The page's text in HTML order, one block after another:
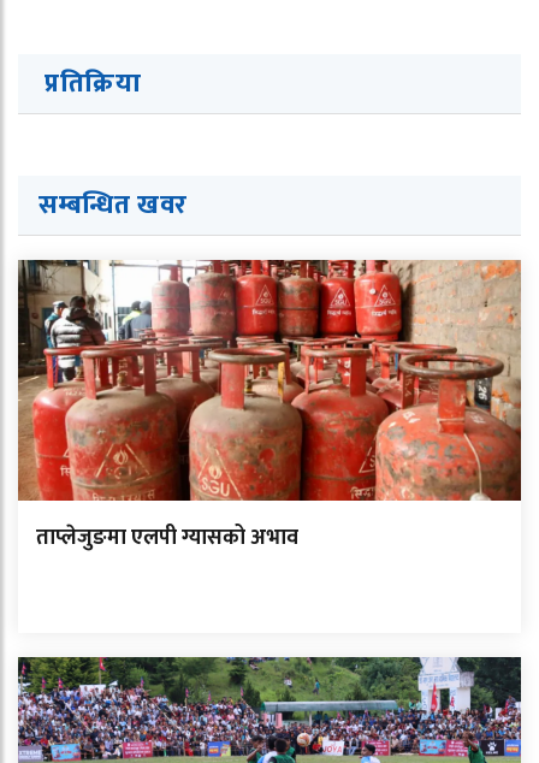
प्रतिक्रिया
सम्बन्धित खवर
ताप्लेजुङमा एलपी ग्यासको अभाव